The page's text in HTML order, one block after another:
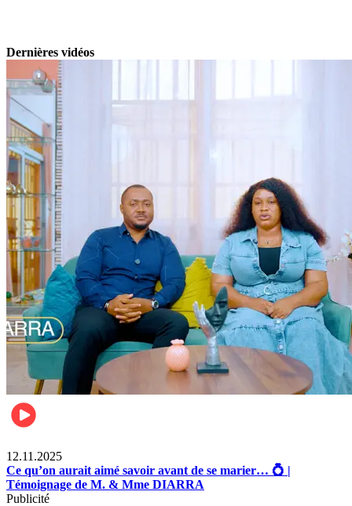
Dernières vidéos
12.11.2025
Ce qu’on aurait aimé savoir avant de se marier… 💍 |
Témoignage de M. & Mme DIARRA
Publicité